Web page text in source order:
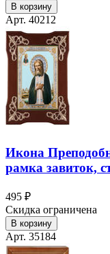
В корзину
Арт. 40212
Икона
рамка завиток,
495 ₽
Скидка ограничена
В корзину
Арт. 35184